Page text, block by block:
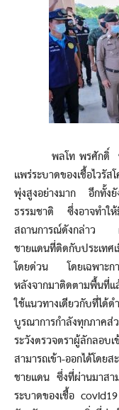
พลโท พรศักดิ์ พูล
แพร่ระบาดของเชื้อไวรั
พุ่งสูงอย่างมาก อีกทั้งยั
ธรรมชาติ ซึ่งอาจทำใ
สถานการณ์ดังกล่าว ผู้
ชายแดนที่ติดกับประเทศ
โดยด่วน โดยเฉพาะกา
หลังจากมาติดตามพื้นที่
ใช้แนวทางเดียวกับที่ได้
บูรณาการกำลังทุกภาค
ระวังตรวจตราผู้ลักล
สามารถเข้า-ออกได้โ
ชายแดน ซึ่งที่ผ่านมาส
ระบาดของเชื้อ